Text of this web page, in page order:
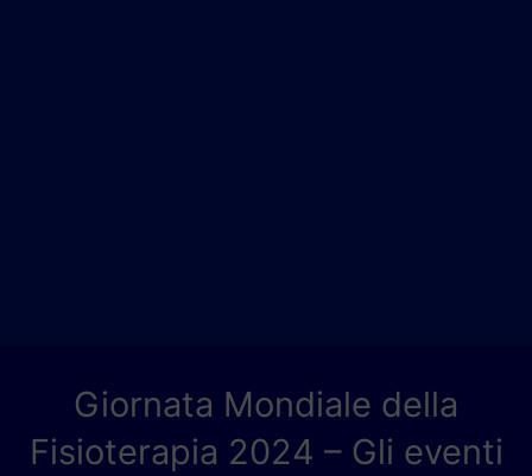
Giornata Mondiale della
Fisioterapia 2024 – Gli eventi